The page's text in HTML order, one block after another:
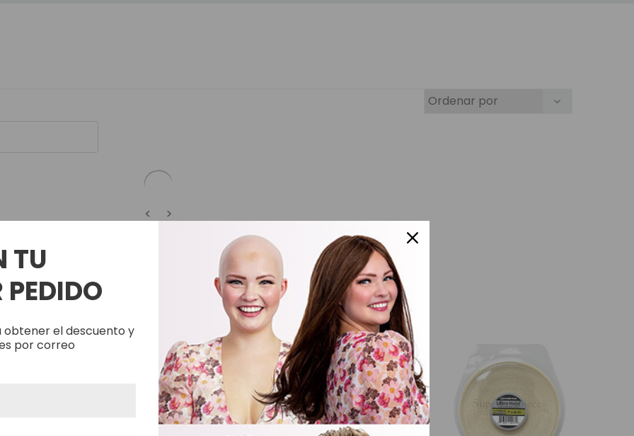
< >
Productos Relacionados
TU
PEDIDO
el descuento y
por correo